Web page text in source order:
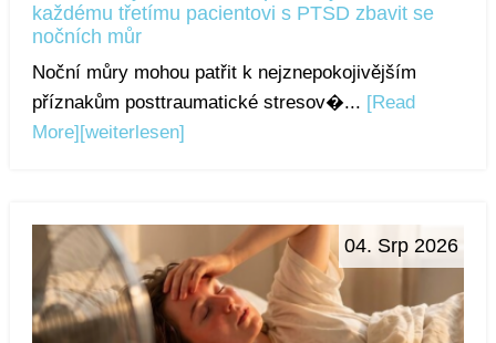
každému třetímu pacientovi s PTSD zbavit se
nočních můr
Noční můry mohou patřit k nejznepokojivějším
příznakům posttraumatické stresov�... [Read
More] [weiterlesen]
04. Srp 2026